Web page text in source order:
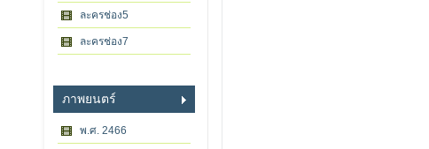
ละครช่อง5
ละครช่อง7
ภาพยนตร์
พ.ศ. 2466